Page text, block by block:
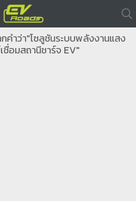
คำว่า"โซลูชันระบบพลังงานแสง
ชื่อมสถานีชาร์จ EV"